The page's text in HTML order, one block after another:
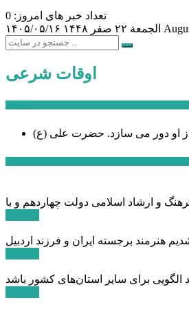
تعداد خبر های امروز: 0
۱۴۰۵/۰۵/۱۶
الجمعة ۲۲ صفر ۱۴۴۸
اوقات شرعی
او دور می سازد.